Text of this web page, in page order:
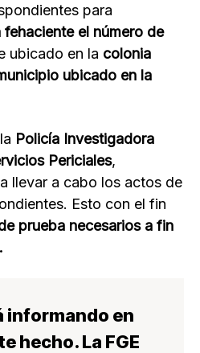
para
el número de
ubicado en la colonia
ubicado en la
Policía Investigadora
Periciales,
llevar a cabo los actos de
Esto con el fin
prueba necesarios a fin
informando en
hecho. La FGE